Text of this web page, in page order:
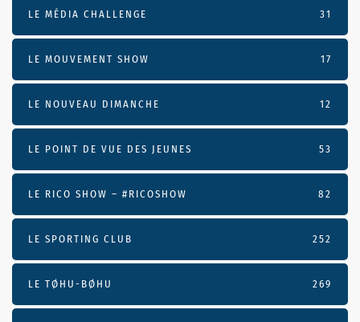
LE MÉDIA CHALLENGE 31
LE MOUVEMENT SHOW 17
LE NOUVEAU DIMANCHE 12
LE POINT DE VUE DES JEUNES 53
LE RICO SHOW – #RICOSHOW 82
LE SPORTING CLUB 252
LE TØHU-BØHU 269